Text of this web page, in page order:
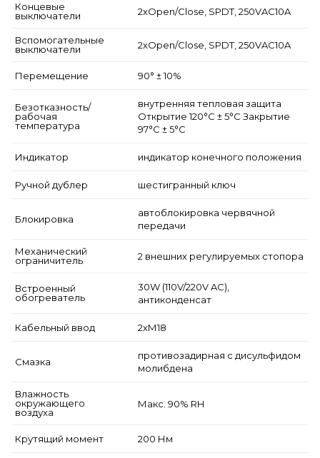
Концевые
выключатели
2xOpen/Close, SPDT, 250VAC10A
Вспомогательные
выключатели
2xOpen/Close, SPDT, 250VAC10A
Перемещение 90° ± 10%
Безотказность/
рабочая
температура
внутренняя тепловая защита
Открытие 120°С ± 5°С Закрытие
97°С ± 5°С
Индикатор индикатор конечного положения
Ручной дублер шестигранный ключ
Блокировка
автоблокировка червячной
передачи
Механический
ограничитель
2 внешних регулируемых стопора
Встроенный
обогреватель
30W (110V/220V AC),
антиконденсат
Кабельный ввод 2хМ18
Смазка
противозадирная с дисульфидом
молибдена
Влажность
окружающего
воздуха
Макс. 90% RH
Крутящий момент 200 Нм